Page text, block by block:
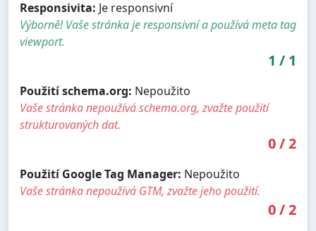
Responsivita: Je responsivní
Výborně! Vaše stránka je responsivní a používá meta tag
viewport.
1 / 1
Použití schema.org: Nepoužito
Vaše stránka nepoužívá schema.org, zvažte použití
strukturovaných dat.
0/2
Použití Google Tag Manager: Nepoužito
Vaše stránka nepoužívá GTM, zvažte jeho použití.
0/2